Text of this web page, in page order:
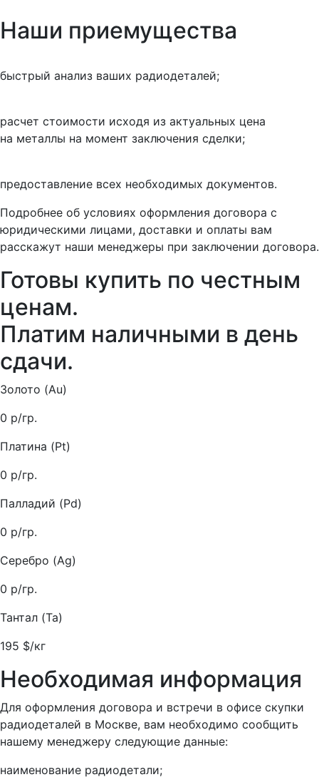
Наши приемущества
быстрый анализ ваших радиодеталей;
расчет стоимости исходя из актуальных цена
на металлы на момент заключения сделки;
предоставление всех необходимых документов.
Подробнее об условиях оформления договора с
юридическими лицами, доставки и оплаты вам
расскажут наши менеджеры при заключении договора.
Готовы купить по честным
ценам.
Платим наличными в день
сдачи.
Золото (Au)
0 р/гр.
Платина (Pt)
0 р/гр.
Палладий (Pd)
0 р/гр.
Серебро (Ag)
0 р/гр.
Тантал (Ta)
195 $/кг
Необходимая информация
Для оформления договора и встречи в офисе скупки
радиодеталей в Москве, вам необходимо сообщить
нашему менеджеру следующие данные:
наименование радиодетали;